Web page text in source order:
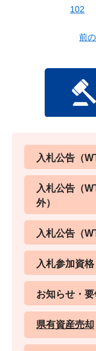
102
前
入札公告（
入札公告（
外）
入札公告（
入札参加資格
お知らせ・
県有資産売却